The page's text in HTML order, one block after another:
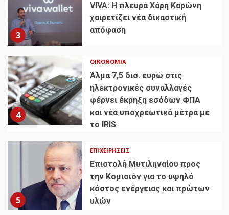
3
VIVA: Η πλευρά Χάρη Καρώνη
χαιρετίζει νέα δικαστική
απόφαση
4
ΟΙΚΟΝΟΜΊΑ
Άλμα 7,5 δισ. ευρώ στις
ηλεκτρονικές συναλλαγές
φέρνει έκρηξη εσόδων ΦΠΑ
και νέα υποχρεωτικά μέτρα με
το IRIS
5
ΕΠΙΧΕΙΡΉΣΕΙΣ
Επιστολή Μυτιληναίου προς
την Κομισιόν για το υψηλό
κόστος ενέργειας και πρώτων
υλών